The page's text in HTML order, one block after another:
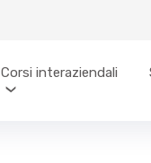
Corsi interaziendali